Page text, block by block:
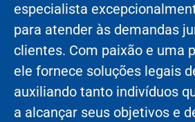
especialista
para atender às demandas
clientes. Com paixão e uma
ele fornece soluções legais
auxiliando tanto indivíduos
a alcançar seus objetivos e